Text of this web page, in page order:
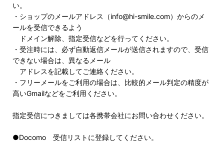
い。
・ショップのメールアドレス（info@hi-smile.com）からのメ
ールを受信できるよう
ドメイン解除、指定受信などを行ってください。
・受注時には、必ず自動返信メールが送信されますので、受信
できない場合は、異なるメール
アドレスを記載してご連絡ください。
・フリーメールをご利用の場合は、比較的メール判定の精度が
高いGmailなどをご利用ください。
指定受信につきましては各携帯会社にお問い合わせください。
●Docomo 受信リストに登録してください。